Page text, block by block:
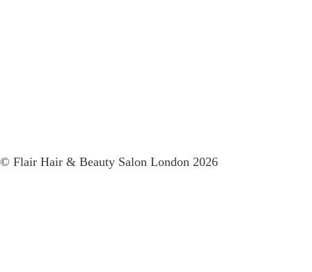
© Flair Hair & Beauty Salon London 2026